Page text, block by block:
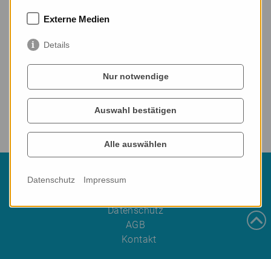
Datenschutz
AGB
Kontakt
Externe Medien
Details
Nur notwendige
Auswahl bestätigen
Alle auswählen
Datenschutz Impressum